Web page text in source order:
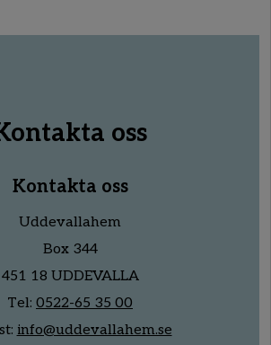
oss
Kontakta oss
Uddevallahem
Box 344
451 18 UDDEVALLA
Tel: 0522-65 35 00
info@uddevallahem.se